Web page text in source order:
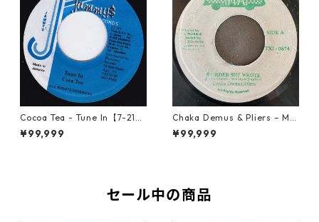
Cocoa Tea - Tune In【7-2187
2】
¥99,999
Chaka Demus & Pliers – Mu
rder She Wrote【7-21777】
¥99,999
セール中の商品